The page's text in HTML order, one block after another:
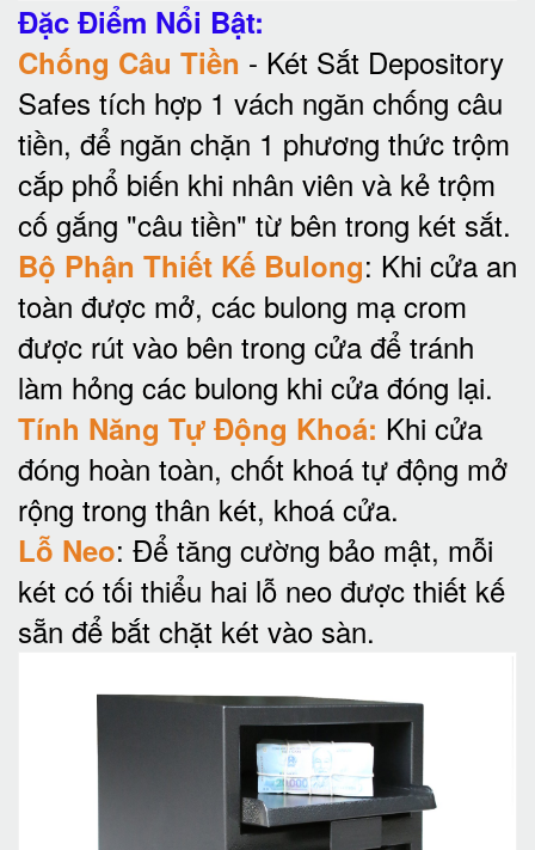
Đặc Điểm Nổi Bật:
Chống Câu Tiền - Két Sắt Depository
Safes tích hợp 1 vách ngăn chống câu
tiền, để ngăn chặn 1 phương thức trộm
cắp phổ biến khi nhân viên và kẻ trộm
cố gắng "câu tiền" từ bên trong két sắt.
Bộ Phận Thiết Kế Bulong: Khi cửa an
toàn được mở, các bulong mạ crom
được rút vào bên trong cửa để tránh
làm hỏng các bulong khi cửa đóng lại.
Tính Năng Tự Động Khoá: Khi cửa
đóng hoàn toàn, chốt khoá tự động mở
rộng trong thân két, khoá cửa.
Lỗ Neo: Để tăng cường bảo mật, mỗi
két có tối thiểu hai lỗ neo được thiết kế
sẵn để bắt chặt két vào sàn.